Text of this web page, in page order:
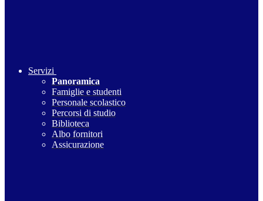
Servizi
Panoramica
Famiglie e studenti
Personale scolastico
Percorsi di studio
Biblioteca
Albo fornitori
Assicurazione